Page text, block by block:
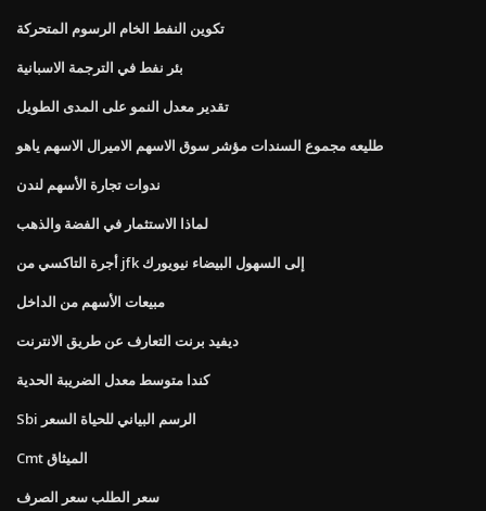
تكوين النفط الخام الرسوم المتحركة
بئر نفط في الترجمة الاسبانية
تقدير معدل النمو على المدى الطويل
طليعه مجموع السندات مؤشر سوق الاسهم الاميرال الاسهم ياهو
ندوات تجارة الأسهم لندن
لماذا الاستثمار في الفضة والذهب
أجرة التاكسي من jfk إلى السهول البيضاء نيويورك
مبيعات الأسهم من الداخل
ديفيد برنت التعارف عن طريق الانترنت
كندا متوسط ​​معدل الضريبة الحدية
Sbi الرسم البياني للحياة السعر
Cmt الميثاق
سعر الطلب سعر الصرف